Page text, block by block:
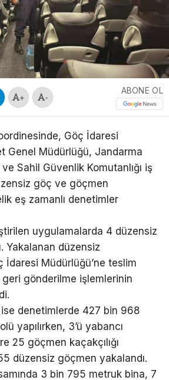
+ -
ABONE OL
Göç İdaresi
Genel Müdürlüğü, Jandarma
ve Sahil Güvenlik Komutanlığı iş
göç ve göçmen
eş zamanlı denetimler
uygulamalarda 4 düzensiz
Yakalanan düzensiz
İdaresi Müdürlüğü’ne teslim
gönderilme işlemlerinin
denetimlerde 427 bin 968
yapılırken, 3’ü yabancı
25 göçmen kaçakçılığı
düzensiz göçmen yakalandı.
3 bin 795 metruk bina, 7